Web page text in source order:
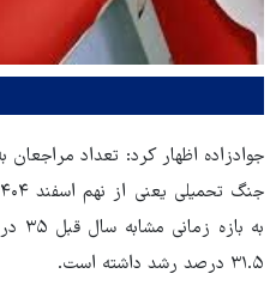
جوادزاده اظهار کرد: تعداد مراجعان
به
۳۱.۵ درصد رشد داشته است.